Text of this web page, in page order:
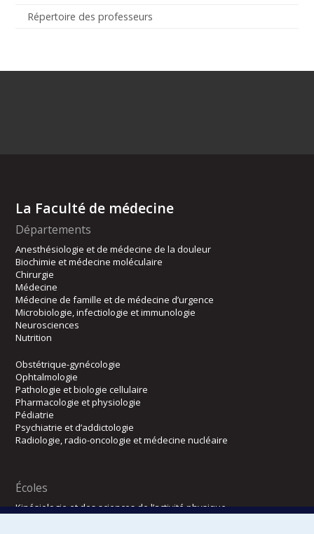
Répertoire des professeurs
La Faculté de médecine
Départements
Anesthésiologie et de médecine de la douleur
Biochimie et médecine moléculaire
Chirurgie
Médecine
Médecine de famille et de médecine d’urgence
Microbiologie, infectiologie et immunologie
Neurosciences
Nutrition
Obstétrique-gynécologie
Ophtalmologie
Pathologie et biologie cellulaire
Pharmacologie et physiologie
Pédiatrie
Psychiatrie et d’addictologie
Radiologie, radio-oncologie et médecine nucléaire
Écoles
Kinésiologie et des sciences de l’activité physique